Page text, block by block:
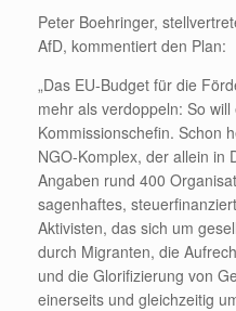
Peter Boehringer,
AfD, kommentiert den Plan:
„Das EU-Budget für die
mehr als verdoppeln: So
Kommissionschefin. Schon
NGO-Komplex, der allein in
Angaben rund 400
sagenhaftes,
Aktivisten, das sich um
durch Migranten, die
und die Glorifizierung von
einerseits und gleichzeitig